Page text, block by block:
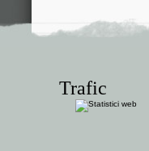
Trafic